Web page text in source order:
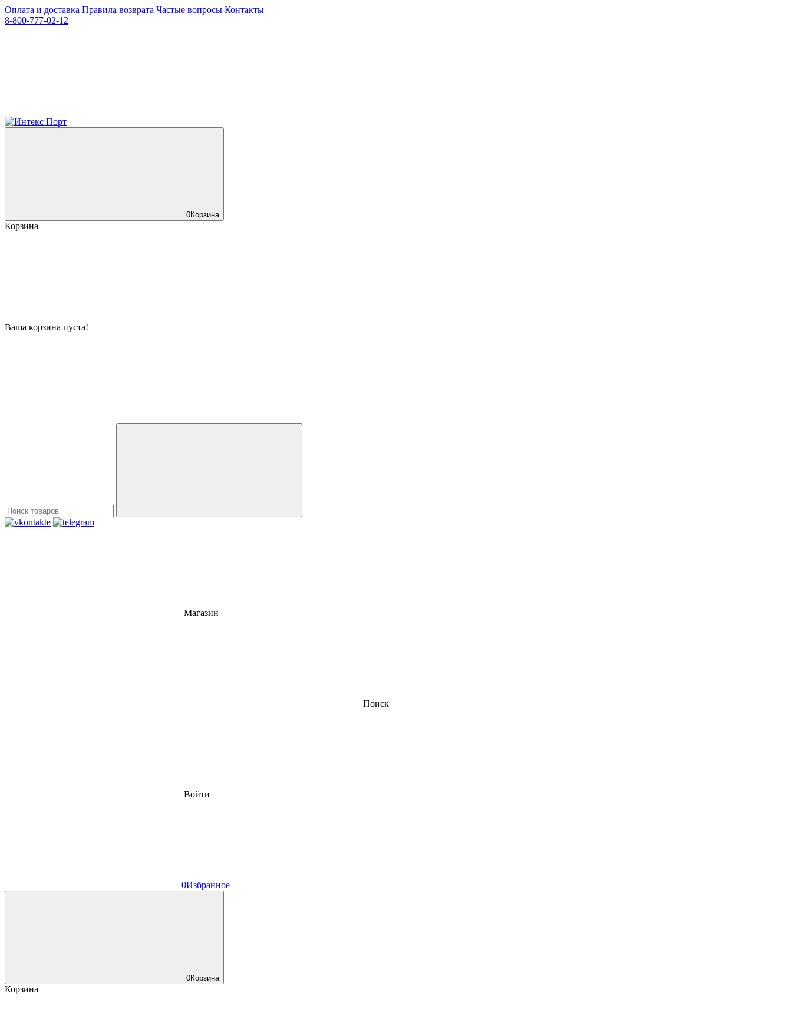
Оплата и доставка Правила возврата Частые вопросы Контакты
8-800-777-02-12
0Корзина
Корзина
Ваша корзина пуста!
Магазин
Поиск
Войти
0Избранное
0Корзина
Корзина